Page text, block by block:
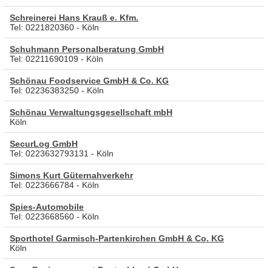
Schreinerei Hans Krauß e. Kfm.
Tel: 0221820360 - Köln
Schuhmann Personalberatung GmbH
Tel: 02211690109 - Köln
Schönau Foodservice GmbH & Co. KG
Tel: 02236383250 - Köln
Schönau Verwaltungsgesellschaft mbH
Köln
SecurLog GmbH
Tel: 0223632793131 - Köln
Simons Kurt Güternahverkehr
Tel: 0223666784 - Köln
Spies-Automobile
Tel: 0223668560 - Köln
Sporthotel Garmisch-Partenkirchen GmbH & Co. KG
Köln